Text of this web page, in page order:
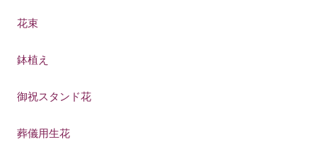
花束
鉢植え
御祝スタンド花
葬儀用生花